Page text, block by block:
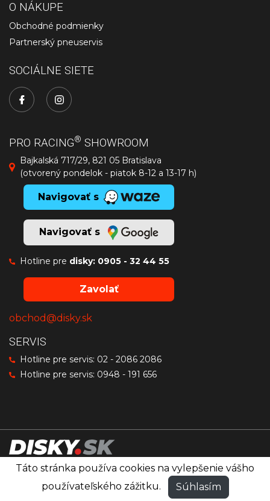
O NÁKUPE
Obchodné podmienky
Partnerský pneuservis
SOCIÁLNE SIETE
PRO RACING® SHOWROOM
Bajkalská 717/29, 821 05 Bratislava
(otvorený pondelok - piatok 8-12 a 13-17 h)
Navigovať s
Navigovať s
Hotline pre disky: 0905 - 32 44 55
Zavolať
obchod@disky.sk
SERVIS
Hotline pre servis: 02 - 2086 2086
Hotline pre servis: 0948 - 191 656
Disky značiek OZ Racing, MSW a Sparco
© PRO RACING®Všetky práva vyhradené.
Táto stránka používa cookies na vylepšenie vášho
používateľského zážitku.
Súhlasím